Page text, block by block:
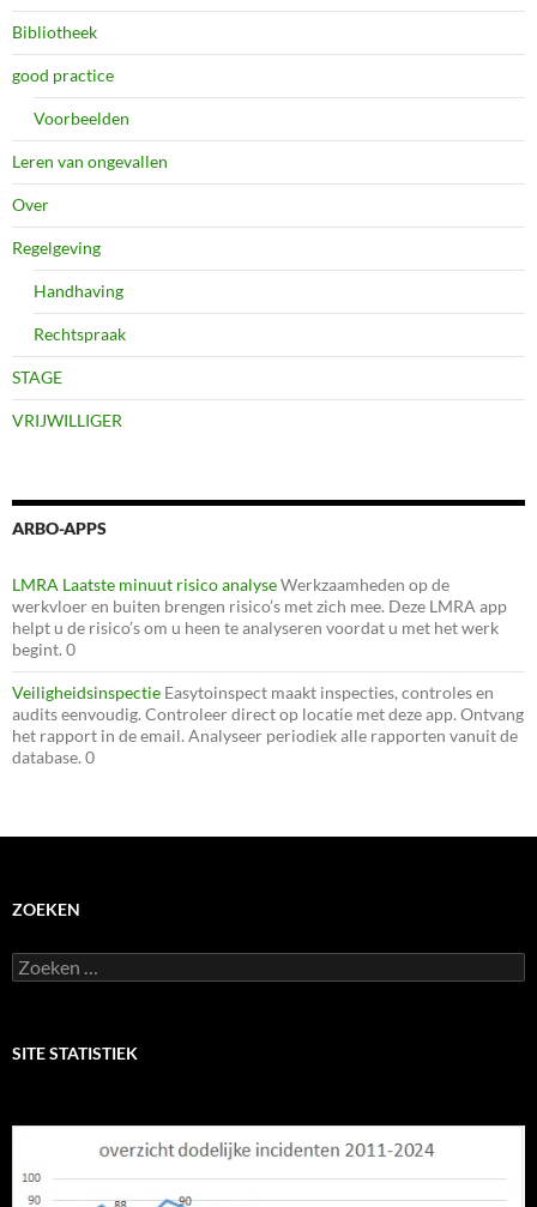
Bibliotheek
good practice
Voorbeelden
Leren van ongevallen
Over
Regelgeving
Handhaving
Rechtspraak
STAGE
VRIJWILLIGER
ARBO-APPS
LMRA Laatste minuut risico analyseWerkzaamheden op de
werkvloer en buiten brengen risico’s met zich mee. Deze LMRA app
helpt u de risico’s om u heen te analyseren voordat u met het werk
begint. 0
Veiligheidsinspectie Easytoinspect maakt inspecties, controles en
audits eenvoudig. Controleer direct op locatie met deze app. Ontvang
het rapport in de email. Analyseer periodiek alle rapporten vanuit de
database. 0
ZOEKEN
Zoeken
naar:
SITE STATISTIEK